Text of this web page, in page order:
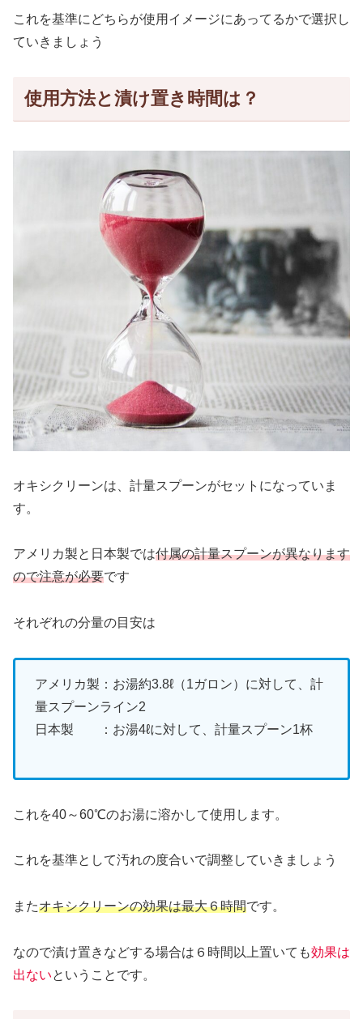
これを基準にどちらが使用イメージにあってるかで選択し
ていきましょう
使用方法と漬け置き時間は？
オキシクリーンは、計量スプーンがセットになっていま
す。
アメリカ製と日本製では付属の計量スプーンが異なります
ので注意が必要です
それぞれの分量の目安は
アメリカ製：お湯約3.8ℓ（1ガロン）に対して、計
量スプーンライン2
日本製 ：お湯4ℓに対して、計量スプーン1杯
これを40～60℃のお湯に溶かして使用します。
これを基準として汚れの度合いで調整していきましょう
またオキシクリーンの効果は最大６時間です。
なので漬け置きなどする場合は６時間以上置いても効果は
出ないということです。